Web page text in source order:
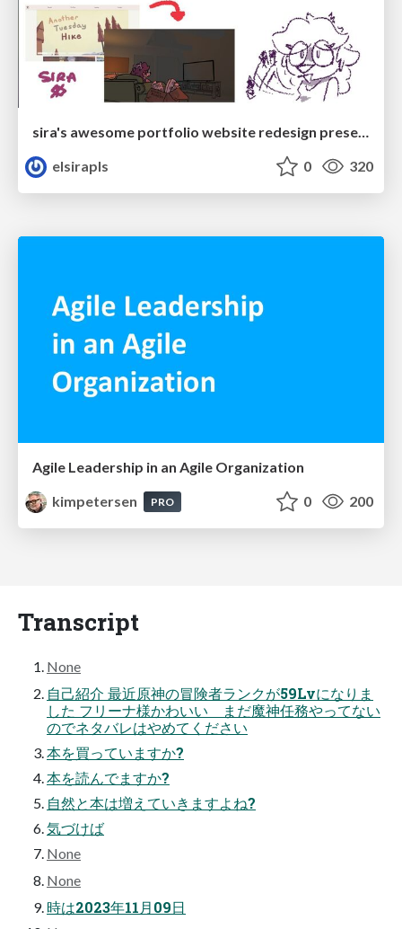
sira's awesome portfolio website redesign presentation
elsirapls
0 320
Agile Leadership in an Agile Organization
kimpetersen
PRO 0 200
Transcript
None
⾃⼰紹介 最近原神の冒険者ランクが59Lvになりま
した フリーナ様かわいい まだ魔神任務やってない
のでネタバレはやめてください
本を買っていますか?
本を読んでますか?
自然と本は増えていきますよね?
気づけば
None
None
時は2023年11月09日